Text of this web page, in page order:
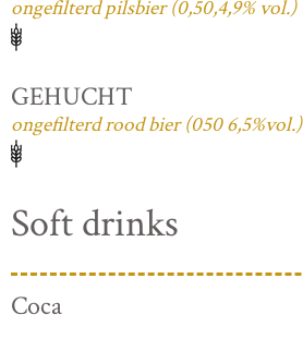
ongefilterd pilsbier (0,50,4,9% vol.)
GEHUCHT
ongefilterd rood bier (050 6,5%vol.)
Soft drinks
Coca